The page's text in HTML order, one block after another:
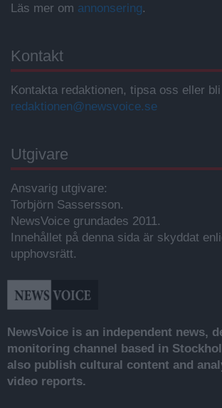
Läs mer om annonsering.
Kontakt
Kontakta redaktionen, tipsa oss eller
redaktionen@newsvoice.se
Utgivare
Ansvarig utgivare:
Torbjörn Sassersson.
NewsVoice grundades 2011.
Innehållet på denna sida är skyddat
upphovsrätt.
NewsVoice is an independent news,
monitoring channel based in
also publish cultural content and
video reports.